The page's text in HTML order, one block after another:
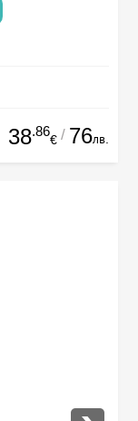
38.86
€ / 76лв.